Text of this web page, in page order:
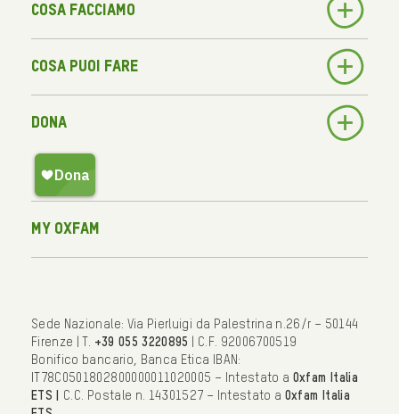
Cosa facciamo
Cosa puoi fare
Dona
My Oxfam
Sede Nazionale: Via Pierluigi da Palestrina n.26/r – 50144
Firenze | T.
+39 055 3220895
| C.F. 92006700519
Bonifico bancario, Banca Etica IBAN:
IT78C0501802800000011020005 – Intestato a Oxfam Italia
ETS | C.C. Postale n. 14301527 – Intestato a Oxfam Italia